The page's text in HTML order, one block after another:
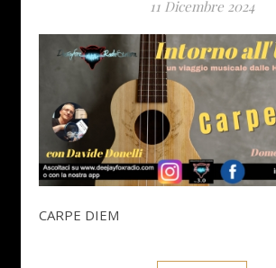
11 Dicembre 2024
CARPE DIEM